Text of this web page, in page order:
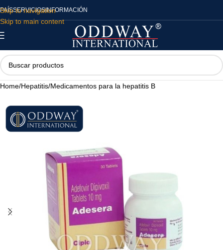
Skip to navigation
Skip to main content
PAÍSSERVICIOSINFORMACIÓN
Home/Hepatitis/Medicamentos para la hepatitis B